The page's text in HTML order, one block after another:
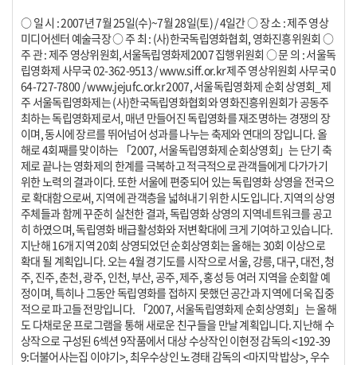
○ 일 시 : 2007년 7월 25일(수)~7월 28일(토) / 4일간 ○ 장 소 : 제주 영상
미디어센터 예술극장 ○ 주 최 : (사)한국독립영화협회, 영화진흥위원회 ○
주 관 : 제주 영상위원회,서울독립영화제2007 집행위원회 ○ 문 의 : 서울독
립영화제 사무국 02-362-9513 / www.siff.or.kr 제주 영상위원회 사무국 0
64-727-7800 / www.jejufc.or.kr 2007, 서울독립영화제 순회 상영회_제
주 서울독립영화제는 (사)한국독립영화협회와 영화진흥위원회가 공동주
최하는 독립영화제로서, 매년 만들어진 독립영화를 재조명하는 경쟁의 장
이며, 동시에 장르를 뛰어넘어 성과를 나누는 축제와 연대의 장입니다. 올
해로 4회째를 맞이하는 「2007, 서울독립영화제 순회상영회」는 단기 축
제로 끝나는 영화제의 한계를 극복하고 적극적으로 관객들에게 다가가기
위한 노력의 결과이다. 또한 서울에 편중되어 있는 독립영화 상영을 전국으
로 확대함으로써, 지역에 관객층을 넓혀내기 위한 시도입니다. 지역의 상영
주체들과 함께 꾸준히 실천한 결과, 독립영화 상영의 지역네트워크를 공고
히 하였으며, 독립영화 배급활성화와 저변확대에 크게 기여하고 있습니다.
지난해 16개 지역 20회 상영되었던 순회상영회는 올해는 30회 이상으로
확대 될 계획입니다. 오는 4월 경기도를 시작으로 서울, 강릉, 대구, 대전, 청
주, 진주, 춘천, 광주, 인천, 부산, 공주, 제주, 홍성 등 여러 지역을 순회할 예
정이며, 특히나 그동안 독립영화를 접하지 못했던 공간과 지역에 더욱 집중
적으로 파고들 전망입니다. 「2007, 서울독립영화제 순회상영회」는 올해
도 다채로운 프로그램을 통해 새로운 친구들을 만날 계획입니다. 지난해 수
상작으로 구성된 6섹션 9작품에서 대상 수상작인 이현정 감독의 <192-39
9:더불어사는집 이야기>, 최우수상인 노경태 감독의 <마지막 밥상>, 우수